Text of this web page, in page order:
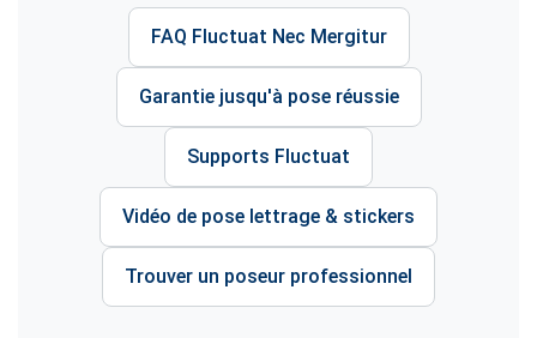
FAQ Fluctuat Nec Mergitur
Garantie jusqu'à pose réussie
Supports Fluctuat
Vidéo de pose lettrage & stickers
Trouver un poseur professionnel